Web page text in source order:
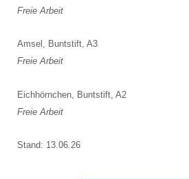
Freie Arbeit
Amsel, Buntstift, A3
Freie Arbeit
Eichhörnchen, Buntstift, A2
Freie Arbeit
Stand: 13.06.26